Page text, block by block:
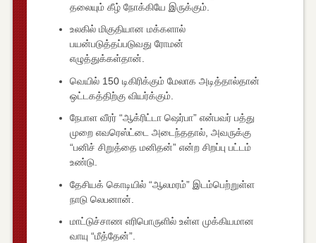
தலையும் கீழ் நோக்கியே இருக்கும்.
உலகில் மிகுதியான மக்களால்
பயன்படுத்தப்படுவது ரோமன்
எழுத்துக்கள்தான்.
வெயில் 150 டிகிரிக்கும் மேலாக அடித்தால்தான்
ஒட்டகத்திற்கு வியர்க்கும்.
நேபாள வீரர் “ஆக்ரிட்டா ஷெர்பா” என்பவர் பத்து
முறை எவரெஸ்ட்டை அடைந்ததால், அவருக்கு
“பனிச் சிறுத்தை மனிதன்” என்ற சிறப்பு பட்டம்
உண்டு.
தேசியக் கொடியில் “ஆலமரம்” இடம்பெற்றுள்ள
நாடு லெபனான்.
மாட்டுச்சாண எரிபொருளில் உள்ள முக்கியமான
வாயு “மீத்தேன்”.